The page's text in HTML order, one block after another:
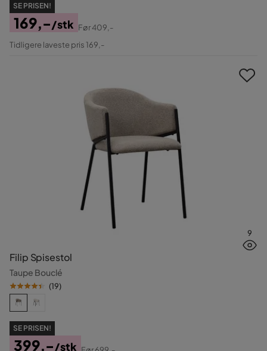
SE PRISEN!
Pris
169,-/stk
Original
Før409,-
Tidligere laveste pris 169,-
9
Filip Spisestol
Taupe Bouclé
(19)
SE PRISEN!
399,-/stk